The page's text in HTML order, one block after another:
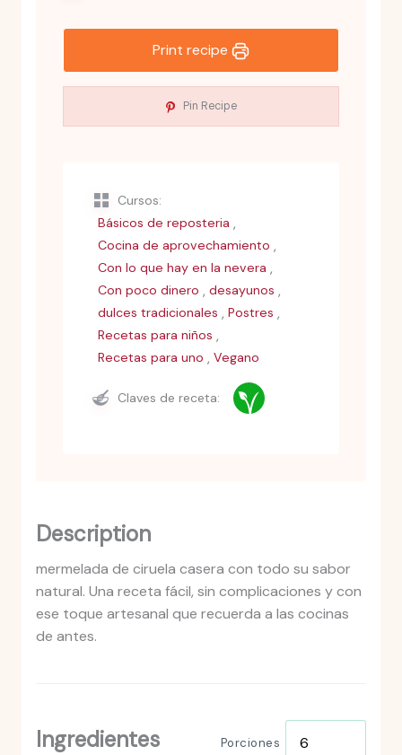
Print recipe
Pin Recipe
Cursos:
Básicos de reposteria ,
Cocina de aprovechamiento ,
Con lo que hay en la nevera ,
Con poco dinero , desayunos ,
dulces tradicionales , Postres ,
Recetas para niños ,
Recetas para uno , Vegano
Claves de receta:
Description
mermelada de ciruela casera con todo su sabor
natural. Una receta fácil, sin complicaciones y con
ese toque artesanal que recuerda a las cocinas
de antes.
Ingredientes Porciones